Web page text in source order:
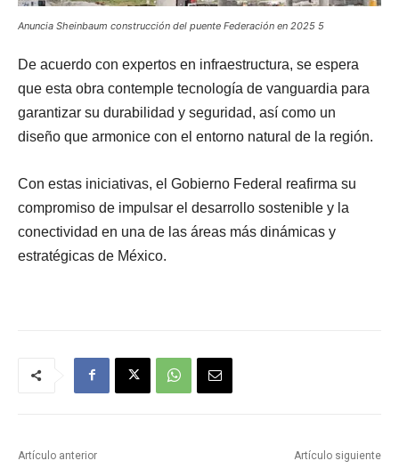
Anuncia Sheinbaum construcción del puente Federación en 2025 5
De acuerdo con expertos en infraestructura, se espera
que esta obra contemple tecnología de vanguardia para
garantizar su durabilidad y seguridad, así como un
diseño que armonice con el entorno natural de la región.
Con estas iniciativas, el Gobierno Federal reafirma su
compromiso de impulsar el desarrollo sostenible y la
conectividad en una de las áreas más dinámicas y
estratégicas de México.
Artículo anterior Artículo siguiente